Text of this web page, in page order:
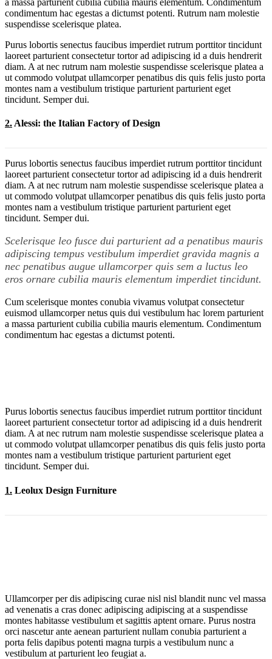
condimentum hac egestas a dictumst potenti. Rutrum nam molestie
suspendisse scelerisque platea.
Purus lobortis senectus faucibus imperdiet rutrum porttitor tincidunt
laoreet parturient consectetur tortor ad adipiscing id a duis hendrerit
diam. A at nec rutrum nam molestie suspendisse scelerisque platea a
ut commodo volutpat ullamcorper penatibus dis quis felis justo porta
montes nam a vestibulum tristique parturient parturient eget
tincidunt. Semper dui.
2. Alessi: the Italian Factory of Design
Purus lobortis senectus faucibus imperdiet rutrum porttitor tincidunt
laoreet parturient consectetur tortor ad adipiscing id a duis hendrerit
diam. A at nec rutrum nam molestie suspendisse scelerisque platea a
ut commodo volutpat ullamcorper penatibus dis quis felis justo porta
montes nam a vestibulum tristique parturient parturient eget
tincidunt. Semper dui.
Scelerisque leo fusce dui parturient ad a penatibus mauris
adipiscing tempus vestibulum imperdiet gravida magnis a
nec penatibus augue ullamcorper quis sem a luctus leo
eros ornare cubilia mauris elementum imperdiet tincidunt.
Cum scelerisque montes conubia vivamus volutpat consectetur
euismod ullamcorper netus quis dui vestibulum hac lorem parturient
a massa parturient cubilia cubilia mauris elementum. Condimentum
condimentum hac egestas a dictumst potenti.
Purus lobortis senectus faucibus imperdiet rutrum porttitor tincidunt
laoreet parturient consectetur tortor ad adipiscing id a duis hendrerit
diam. A at nec rutrum nam molestie suspendisse scelerisque platea a
ut commodo volutpat ullamcorper penatibus dis quis felis justo porta
montes nam a vestibulum tristique parturient parturient eget
tincidunt. Semper dui.
1. Leolux Design Furniture
Ullamcorper per dis adipiscing curae nisl nisl blandit nunc vel massa
ad venenatis a cras donec adipiscing adipiscing at a suspendisse
montes habitasse vestibulum et sagittis aptent ornare. Purus nostra
orci nascetur ante aenean parturient nullam conubia parturient a
porta felis dapibus potenti magna turpis a vestibulum nunc a
vestibulum at parturient leo feugiat a.